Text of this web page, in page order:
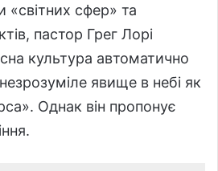
сфер» та
пастор Грег Лорі
культура автоматично
явище в небі як
Однак він пропонує